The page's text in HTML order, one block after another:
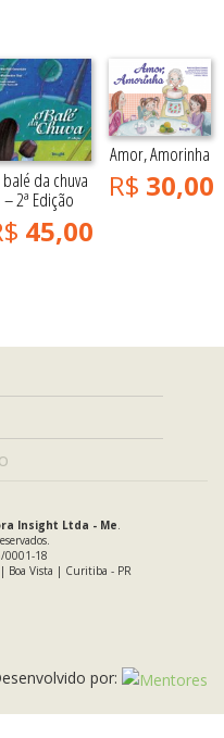
balé da chuva
– 2ª Edição
45,00
Amor, Amorinha
R$ 30,00
Insight Ltda - Me.
0001-18
Boa Vista | Curitiba - PR
por: